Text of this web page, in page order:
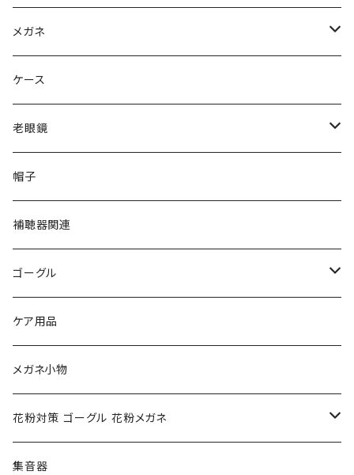
Ray-Ban レイバン
gucci グッチ
VivienneWestwood ヴィヴィアン
PAGE BOY ページボーイ
フルラ FURLA
トムフォード TOM FORD
NIKE ナイキ
クロエ chloe
ポリス POLICE
adidas アディダス
メガネ
Ray-Ban レイバン
gucci グッチ
VivienneWestwood ヴィヴィアン
FURLA フルラ
トムフォード TOM FORD
Oakley オークリー
renoma レノマ
RODEN STOCK ローデンストック
アーバンリサーチ URBAN RESEARCH
ケース
老眼鏡
エッシェンバッハ Eschenbach
PORSCHE DESIGN ポルシェデザイン
ルーペ
帽子
補聴器関連
ゴーグル
アックス AXE
花粉対策ゴーグル
度つき対応ゴーグル
コンバース CONVERSE
ケア用品
メガネ小物
花粉対策 ゴーグル 花粉メガネ
S-size
集音器